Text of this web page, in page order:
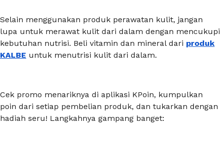
Selain menggunakan produk perawatan kulit, jangan
lupa untuk merawat kulit dari dalam dengan mencukupi
kebutuhan nutrisi. Beli vitamin dan mineral dari produk
KALBE untuk menutrisi kulit dari dalam.
Cek promo menariknya di aplikasi KPoin, kumpulkan
poin dari setiap pembelian produk, dan tukarkan dengan
hadiah seru! Langkahnya gampang banget: